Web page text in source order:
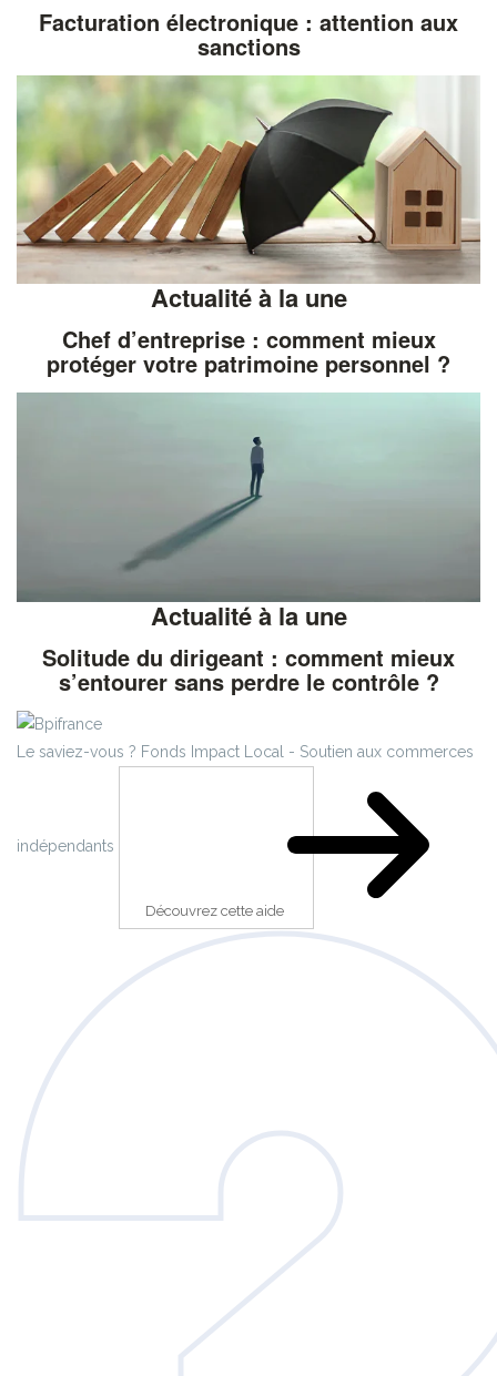
Facturation électronique : attention aux
sanctions
Actualité à la une
Chef d’entreprise : comment mieux
protéger votre patrimoine personnel ?
Actualité à la une
Solitude du dirigeant : comment mieux
s’entourer sans perdre le contrôle ?
Le saviez-vous ? Fonds Impact Local - Soutien aux commerces
indépendants
Découvrez cette aide